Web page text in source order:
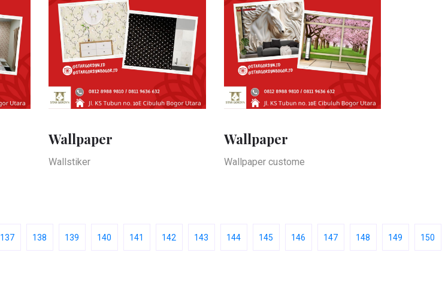
Wallpaper
Wallstiker
Wallpaper
Wallpaper custome
137 138 139 140 141 142 143 144 145 146 147 148 149 150